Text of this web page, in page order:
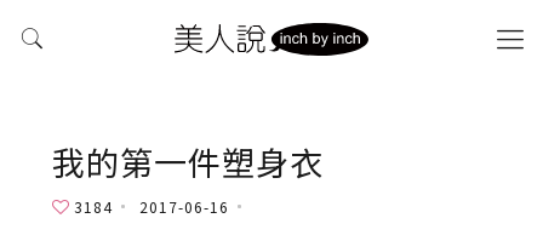
我的第一件塑身衣
3184 2017-06-16